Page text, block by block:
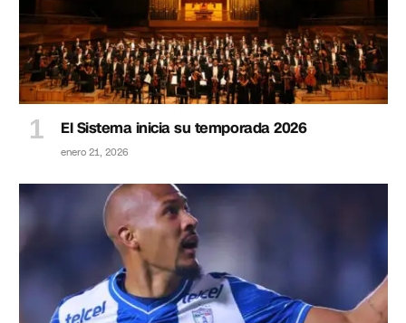
El Sistema inicia su temporada 2026
enero 21, 2026